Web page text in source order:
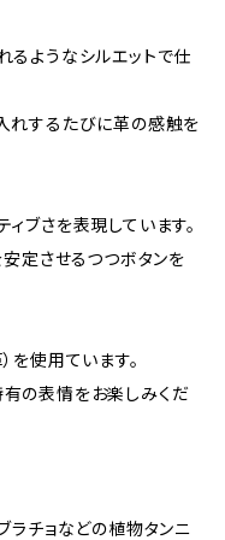
るようなシルエットで仕
れするたびに革の感触を
ブさを表現しています。
安定させるつつボタンを
を使用ています。
の表情をお楽しみくだ
ラチョなどの植物タンニ